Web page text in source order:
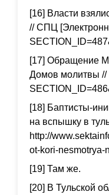
[16] Власти
// СПЦ
[17] Обращение
Домов молитвы //
[18] Баптисты-
на вспышку в
http://
ot-kori-
[19] Там же.
[20] В Тульской